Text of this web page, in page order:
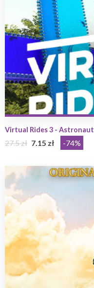
Virtual Rides 3 - Astronaut
27.5 zł 7.15 zł -74%